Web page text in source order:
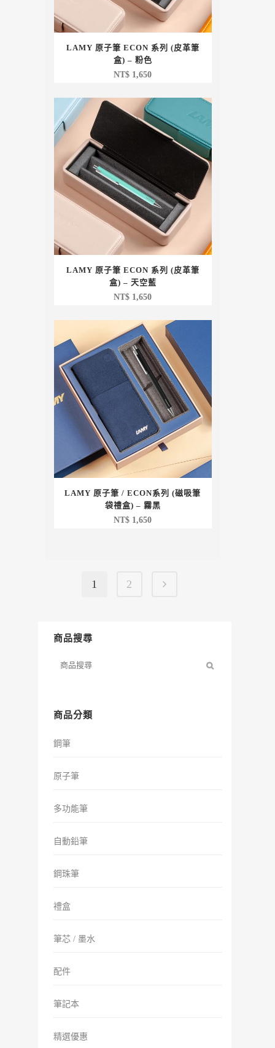
LAMY 原子筆 ECON 系列 (皮革筆
盒) – 粉色
NT$ 1,650
LAMY 原子筆 ECON 系列 (皮革筆
盒) – 天空藍
NT$ 1,650
LAMY 原子筆 / ECON系列 (磁吸筆
袋禮盒) – 霧黑
NT$ 1,650
1 2
商品搜尋
商品分類
鋼筆
原子筆
多功能筆
自動鉛筆
鋼珠筆
禮盒
筆芯 / 墨水
配件
筆記本
精選優惠